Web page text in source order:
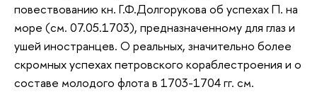
повествованию кн. Г.Ф.Долгорукова об успехах П. на
море (см. 07.05.1703), предназначенному для глаз и
ушей иностранцев. О реальных, значительно более
скромных успехах петровского кораблестроения и о
составе молодого флота в 1703-1704 гг. см.